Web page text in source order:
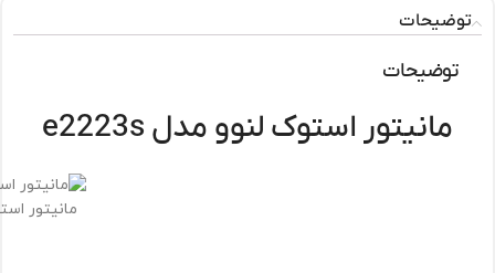
توضیحات
توضیحات
مانیتور استوک لنوو مدل e2223s
مانیتور